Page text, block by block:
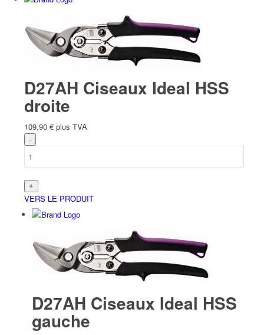
D27AH Ciseaux Ideal HSS
droite
109,90 € plus TVA
VERS LE PRODUIT
D27AH Ciseaux Ideal HSS
gauche